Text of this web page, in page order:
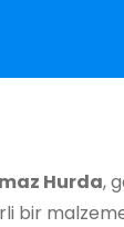
Hurda,
bir